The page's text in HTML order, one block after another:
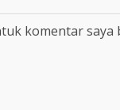
komentar saya